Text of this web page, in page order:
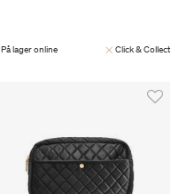
På lager online Click & Collect